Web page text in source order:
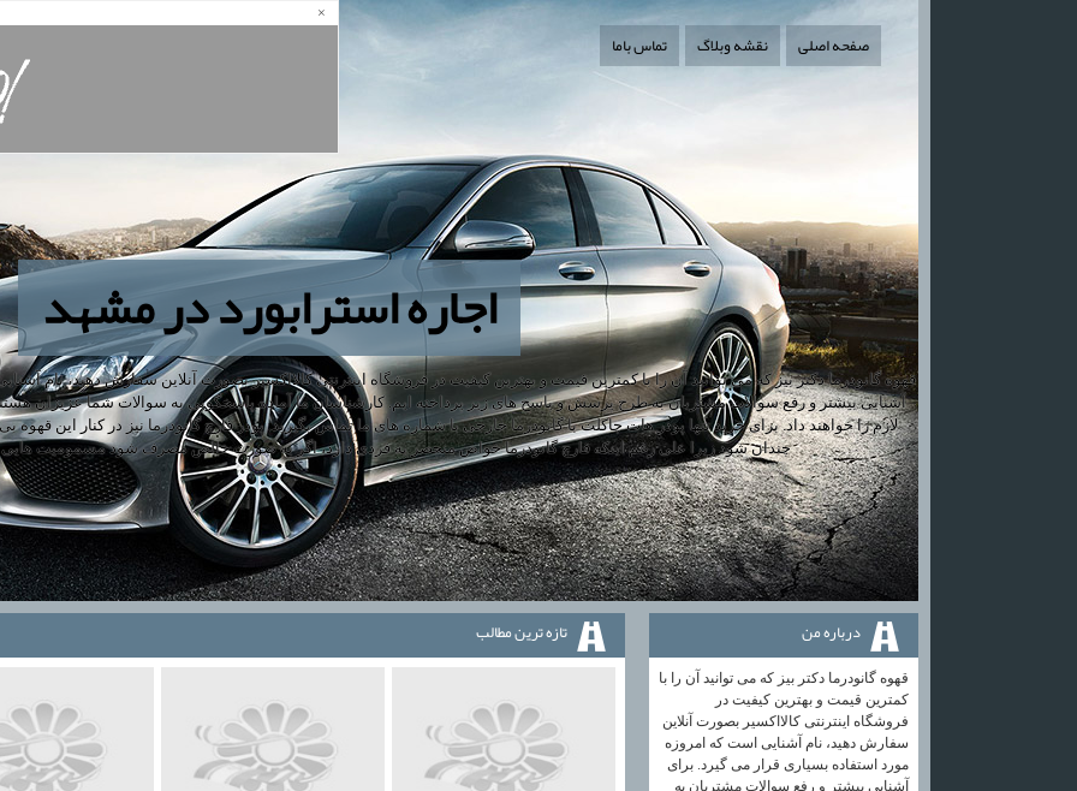
صفحه اصلی نقشه وبلاگ تماس باما
اجاره استرابورد در مشهد
قهوه گانودرما دکتر بیز که می توانید آن را با کمترین قیمت و بهترین کیفیت در فروشگاه اینترنتی کالااکسیر بصورت آنلاین سفارش دهید، نام
آشنایی بیشتر و رفع سوالات مشتریان به طرح پرسش و پاسخ های زیر پرداخته ایم. کارشناسان ما آماده پاسخگویی به سوالات شما عزیزان
لازم را خواهند داد. برای خرید تنها پودر هات چاکلت با گانودرما خارجی با شماره های ما تماس بگیرید. پودر قارچ گانودرما نیز در کنار
چندان شود زیرا علی رغم اینکه قارچ گانودرما خواص منحصر به فردی دارد، اگر به صورت خالص مصرف شود مسمومیت
تازه ترين مطالب درباره من
قهوه گانودرما دکتر بیز که می توانید آن را با
کمترین قیمت و بهترین کیفیت در
فروشگاه اینترنتی کالااکسیر بصورت آنلاین
سفارش دهید، نام آشنایی است که امروزه
مورد استفاده بسیاری قرار می گیرد. برای
آشنایی بیشتر و رفع سوالات مشتریان به
×